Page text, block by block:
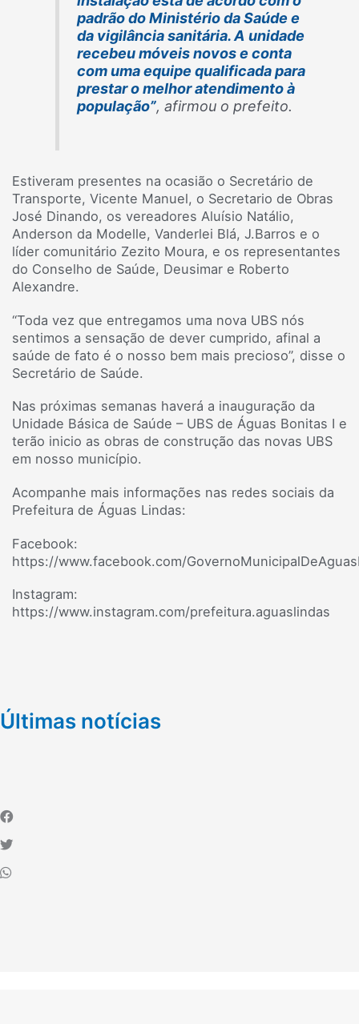
padrão do Ministério da Saúde e
da vigilância sanitária. A unidade
recebeu móveis novos e conta
com uma equipe qualificada para
prestar o melhor atendimento à
população”, afirmou o prefeito.
Estiveram presentes na ocasião o Secretário de
Transporte, Vicente Manuel, o Secretario de Obras
José Dinando, os vereadores Aluísio Natálio,
Anderson da Modelle, Vanderlei Blá, J.Barros e o
líder comunitário Zezito Moura, e os representantes
do Conselho de Saúde, Deusimar e Roberto
Alexandre.
“Toda vez que entregamos uma nova UBS nós
sentimos a sensação de dever cumprido, afinal a
saúde de fato é o nosso bem mais precioso”, disse o
Secretário de Saúde.
Nas próximas semanas haverá a inauguração da
Unidade Básica de Saúde – UBS de Águas Bonitas I e
terão inicio as obras de construção das novas UBS
em nosso município.
Acompanhe mais informações nas redes sociais da
Prefeitura de Águas Lindas:
Facebook:
https://www.facebook.com/
Instagram:
https://www.instagram.com/prefeitura.aguaslindas
Últimas notícias